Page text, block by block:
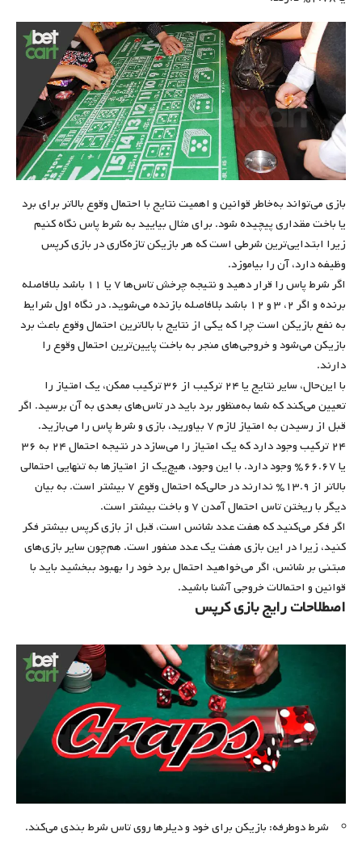
بازی می‌تواند به‌خاطر قوانین و اهمیت نتایج با احتمال وقوع بالاتر برای برد
یا باخت مقداری پیچیده شود. برای مثال بیایید به شرط پاس نگاه کنیم
زیرا ابتدایی‌ترین شرطی است که هر بازیکن تازه‌کاری در بازی کرپس
وظیفه دارد، آن را بیاموزد.
اگر شرط پاس را قرار دهید و نتیجه چرخش تاس‌ها ۷ یا ۱۱ باشد بلافاصله
برنده و اگر ۲، ۳ و ۱۲ باشد بلافاصله بازنده می‌شوید. در نگاه اول شرایط
به نفع بازیکن است چرا که یکی از نتایج با بالاترین احتمال وقوع باعث برد
بازیکن می‌شود و خروجی‌های منجر به باخت پایین‌ترین احتمال وقوع را
دارند.
با این‌حال، سایر نتایج یا ۲۴ ترکیب از ۳۶ ترکیب ممکن، یک امتیاز را
تعیین می‌کند که شما به‌منظور برد باید در تاس‌های بعدی به آن برسید. اگر
قبل از رسیدن به امتیاز لازم ۷ بیاورید، بازی و شرط پاس را می‌بازید.
۲۴ ترکیب وجود دارد که یک امتیاز را می‌سازد در نتیجه احتمال ۲۴ به ۳۶
یا ۶۶.۶۷% وجود دارد. با این وجود، هیچ‌یک از امتیازها به ‌تنهایی احتمالی
بالاتر از ۱۳.۹% ندارند در حالی‌که احتمال وقوع ۷ بیشتر است. به‌ بیان
دیگر با ریختن تاس احتمال آمدن ۷ و باخت بیشتر است.
اگر فکر می‌کنید که هفت عدد شانس است، قبل از بازی کرپس بیشتر فکر
کنید، زیرا در این بازی هفت یک عدد منفور است. هم‌چون سایر بازی‌های
مبتنی بر شانس، اگر می‌خواهید احتمال برد خود را بهبود ببخشید باید با
قوانین و احتمالات خروجی آشنا باشید.
اصطلاحات رایج بازی کرپس
شرط دوطرفه: بازیکن برای خود و دیلرها روی تاس شرط بندی می‌کند.